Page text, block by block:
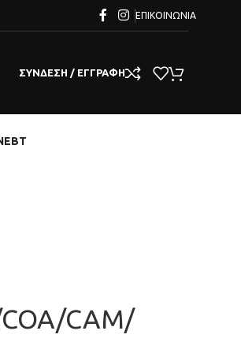
ΕΠΙΚΟΙΝΩΝΊΑ
ΣΎΝΔΕΣΗ / ΕΓΓΡΑΦΉ
CAM/